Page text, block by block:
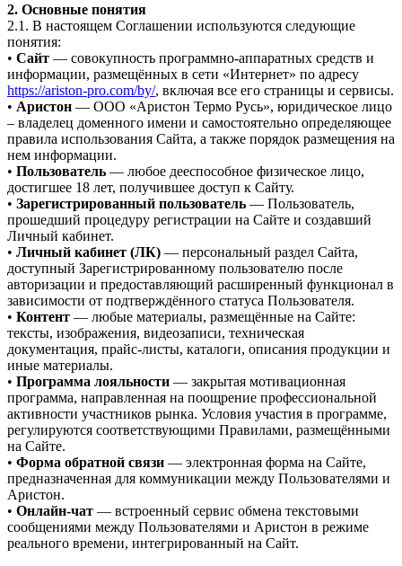
2. Основные понятия
2.1. В настоящем Соглашении используются следующие
понятия:
• Сайт — совокупность программно-аппаратных средств и
информации, размещённых в сети «Интернет» по адресу
https://ariston-pro.com/by/, включая все его страницы и сервисы.
• Аристон — ООО «Аристон Термо Русь», юридическое лицо
– владелец доменного имени и самостоятельно определяющее
правила использования Сайта, а также порядок размещения на
нем информации.
• Пользователь — любое дееспособное физическое лицо,
достигшее 18 лет, получившее доступ к Сайту.
• Зарегистрированный пользователь — Пользователь,
прошедший процедуру регистрации на Сайте и создавший
Личный кабинет.
• Личный кабинет (ЛК) — персональный раздел Сайта,
доступный Зарегистрированному пользователю после
авторизации и предоставляющий расширенный функционал в
зависимости от подтверждённого статуса Пользователя.
• Контент — любые материалы, размещённые на Сайте:
тексты, изображения, видеозаписи, техническая
документация, прайс-листы, каталоги, описания продукции и
иные материалы.
• Программа лояльности — закрытая мотивационная
программа, направленная на поощрение профессиональной
активности участников рынка. Условия участия в программе,
регулируются соответствующими Правилами, размещёнными
на Сайте.
• Форма обратной связи — электронная форма на Сайте,
предназначенная для коммуникации между Пользователями и
Аристон.
• Онлайн-чат — встроенный сервис обмена текстовыми
сообщениями между Пользователями и Аристон в режиме
реального времени, интегрированный на Сайт.